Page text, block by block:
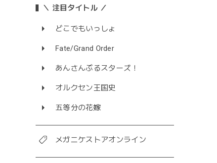
＼ 注目タイトル ／
どこでもいっしょ
Fate/Grand Order
あんさんぶるスターズ！
オルクセン王国史
五等分の花嫁
メガニケストアオンライン